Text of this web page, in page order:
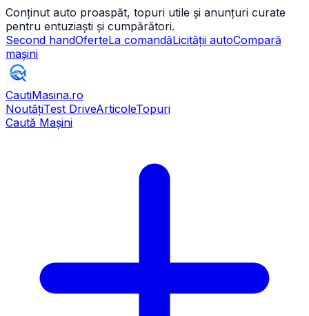
Conținut auto proaspăt, topuri utile și anunțuri curate
pentru entuziaști și cumpărători.
Second handOferteLa comandăLicității autoCompară
mașini
CautiMasina.ro
NoutățiTest DriveArticoleTopuri
Caută Mașini